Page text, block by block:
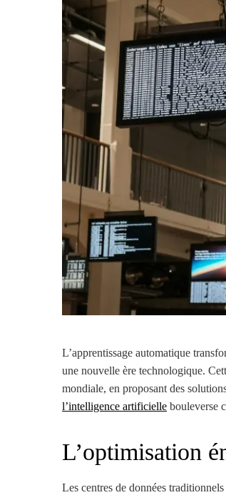
L’apprentissage automatique
une nouvelle ère technologique.
mondiale, en proposant des
l’intelligence artificielle bouleverse
L’optimisation
Les centres de données